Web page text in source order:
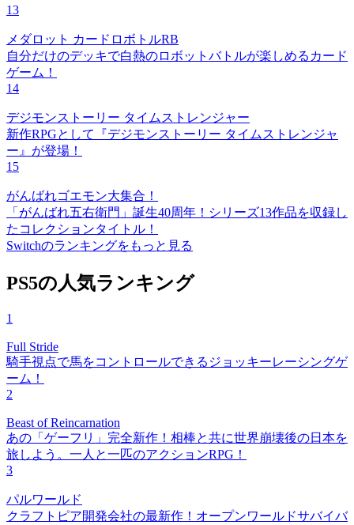
13
メダロット カードロボトルRB
自分だけのデッキで白熱のロボットバトルが楽しめるカード
ゲーム！
14
デジモンストーリー タイムストレンジャー
新作RPGとして『デジモンストーリー タイムストレンジャ
ー』が登場！
15
がんばれゴエモン大集合！
「がんばれ五右衛門」誕生40周年！シリーズ13作品を収録し
たコレクションタイトル！
Switchのランキングをもっと見る
PS5の人気ランキング
1
Full Stride
騎手視点で馬をコントロールできるジョッキーレーシングゲ
ーム！
2
Beast of Reincarnation
あの「ゲーフリ」完全新作！相棒と共に世界崩壊後の日本を
旅しよう。一人と一匹のアクションRPG！
3
パルワールド
クラフトピア開発会社の最新作！オープンワールドサバイバ